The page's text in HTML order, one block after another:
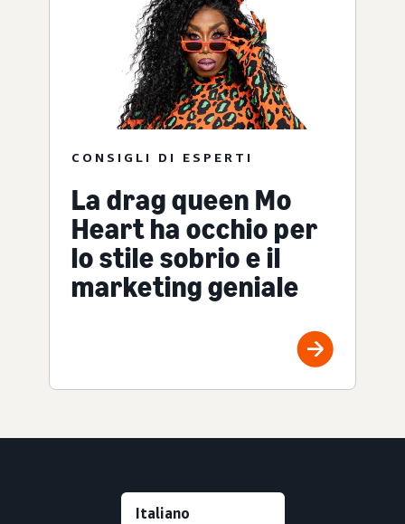
CONSIGLI DI ESPERTI
La drag queen Mo
Heart ha occhio per
lo stile sobrio e il
marketing geniale